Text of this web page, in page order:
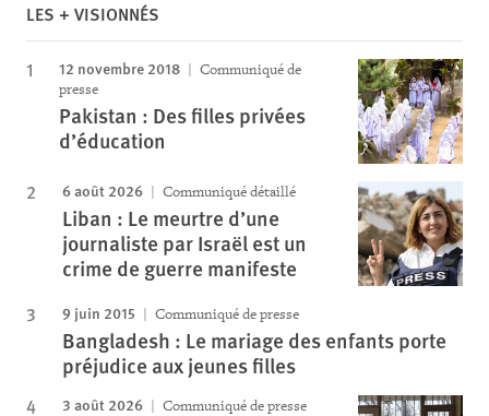
LES + VISIONNÉS
12 novembre 2018
Communiqué de
presse
Pakistan : Des filles privées
d’éducation
6 août 2026 Communiqué détaillé
Liban : Le meurtre d’une
journaliste par Israël est un
crime de guerre manifeste
9 juin 2015 Communiqué de presse
Bangladesh : Le mariage des enfants porte
préjudice aux jeunes filles
3 août 2026 Communiqué de presse